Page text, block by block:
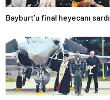
Bayburt’u final heyecanı sardı